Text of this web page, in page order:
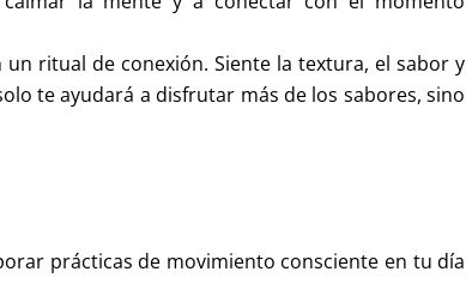
ritual de conexión. Siente la textura, el sabor y
te ayudará a disfrutar más de los sabores, sino
prácticas de movimiento consciente en tu día